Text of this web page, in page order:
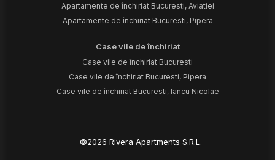
Apartamente de închiriat Bucuresti, Aviatiei
Apartamente de închiriat Bucuresti, Pipera
Case vile de închiriat
Case vile de închiriat Bucuresti
Case vile de închiriat Bucuresti, Pipera
Case vile de închiriat Bucuresti, Iancu Nicolae
©2026 Rivera Apartments S.R.L.